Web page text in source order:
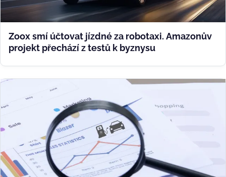
Zoox smí účtovat jízdné za robotaxi. Amazonův
projekt přechází z testů k byznysu